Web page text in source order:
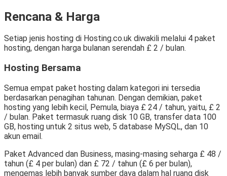
Rencana & Harga
Setiap jenis hosting di Hosting.co.uk diwakili melalui 4 paket
hosting, dengan harga bulanan serendah £ 2 / bulan.
Hosting Bersama
Semua empat paket hosting dalam kategori ini tersedia
berdasarkan penagihan tahunan. Dengan demikian, paket
hosting yang lebih kecil, Pemula, biaya £ 24 / tahun, yaitu, £ 2
/ bulan. Paket termasuk ruang disk 10 GB, transfer data 100
GB, hosting untuk 2 situs web, 5 database MySQL, dan 10
akun email.
Paket Advanced dan Business, masing-masing seharga £ 48 /
tahun (£ 4 per bulan) dan £ 72 / tahun (£ 6 per bulan),
mengemas lebih banyak sumber daya dalam hal ruang disk